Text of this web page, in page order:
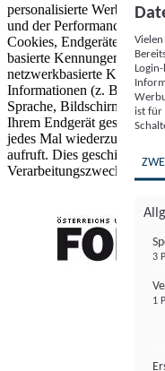
personalisierte Werbung
und der Performance von
Cookies, Endgeräte- oder
basierte Kennungen,
netzwerkbasierte
Informationen (z. B.
Sprache, Bildschirmgröße,
Ihrem Endgerät
jedes Mal
aufruft. Dies geschieht für
Verarbeitungszwecke.
ist für
3
1
FONDS